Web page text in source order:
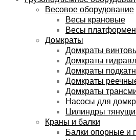
Весовое оборудование
Весы крановые
Весы
Домкраты
Домкраты
Домкраты
Домкраты
Домкраты
Домкраты
Насосы для
Цилиндры
Краны и балки
Балки опорные и